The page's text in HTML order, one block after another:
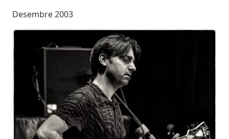
Desembre 2003
Imatges
Imagen